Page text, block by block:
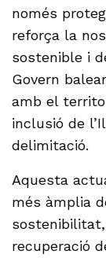
només
reforça la
sostenible i
Govern
amb el
inclusió de
delimitació.
Aquesta
més àmplia
recuperació